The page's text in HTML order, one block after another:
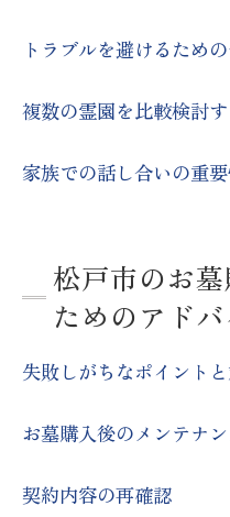
トラブルを避けるため
複数の霊園を比較検討す
家族での話し合いの重
松戸市のお
ためのアドバ
失敗しがちなポイント
お墓購入後のメンテナ
契約内容の再確認